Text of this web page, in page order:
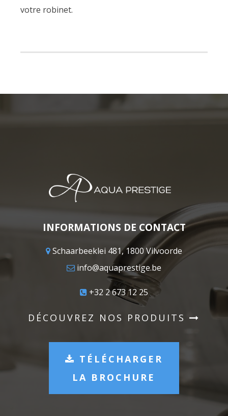
votre robinet.
INFORMATIONS DE CONTACT
Schaarbeeklei 481, 1800 Vilvoorde
info@aquaprestige.be
+32 2 673 12 25
DÉCOUVREZ NOS PRODUITS
TÉLÉCHARGER
LA BROCHURE